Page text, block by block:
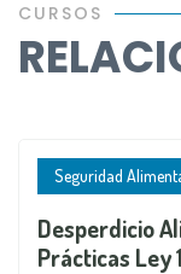
CURSOS
Seguridad
Desperdicio
Prácticas Ley